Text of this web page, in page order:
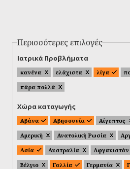
Περισσότερες επιλογές
Ιατρικά Προβλήματα
κανένα ελάχιστα λίγα
πάρα πολλά
Χώρα καταγωγής
Αβάνα Αβησσυνία Αίγυπτος
Αμερική
Ανατολική Ρωσία
Ασία
Αυστραλία Αφγανιστάν
Βέλγιο
Γαλλία Γερμανία